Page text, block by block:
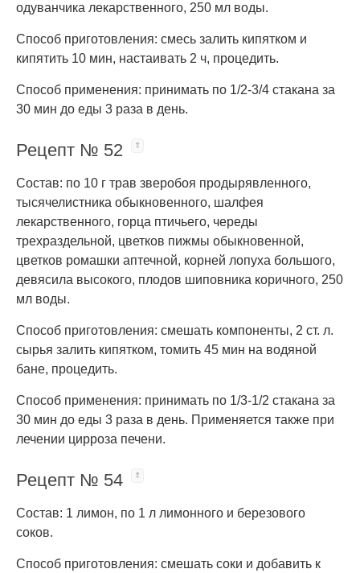
одуванчика лекарственного, 250 мл воды.
Способ приготовления: смесь залить кипятком и
кипятить 10 мин, настаивать 2 ч, процедить.
Способ применения: принимать по 1/2-3/4 стакана за
30 мин до еды 3 раза в день.
Рецепт № 52
Состав: по 10 г трав зверобоя продырявленного,
тысячелистника обыкновенного, шалфея
лекарственного, горца птичьего, череды
трехраздельной, цветков пижмы обыкновенной,
цветков ромашки аптечной, корней лопуха большого,
девясила высокого, плодов шиповника коричного, 250
мл воды.
Способ приготовления: смешать компоненты, 2 ст. л.
сырья залить кипятком, томить 45 мин на водяной
бане, процедить.
Способ применения: принимать по 1/3-1/2 стакана за
30 мин до еды 3 раза в день. Применяется также при
лечении цирроза печени.
Рецепт № 54
Состав: 1 лимон, по 1 л лимонного и березового
соков.
Способ приготовления: смешать соки и добавить к